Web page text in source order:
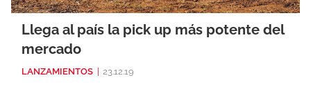
Llega al país la pick up más potente del
mercado
LANZAMIENTOS 23.12.19